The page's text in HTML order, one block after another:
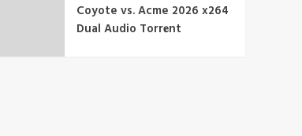
Coyote vs. Acme 2026 x264
Dual Audio Torr𝐞nt